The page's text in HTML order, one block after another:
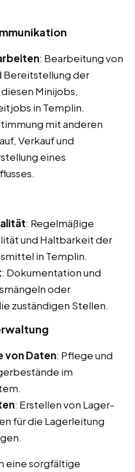
: Bearbeitung von
Bereitstellung der
Minijobs,
in Templin.
mit anderen
Verkauf und
eines
: Regelmäßige
und Haltbarkeit der
in Templin.
: Dokumentation und
oder
zuständigen Stellen.
von Daten: Pflege und
im
: Erstellen von Lager-
für die Lagerleitung
eine sorgfältige